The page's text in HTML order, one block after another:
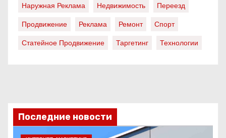
Наружная Реклама
Недвижимость
Переезд
Продвижение
Реклама Ремонт
Спорт
Статейное Продвижение
Таргетинг Технологии
Последние новости